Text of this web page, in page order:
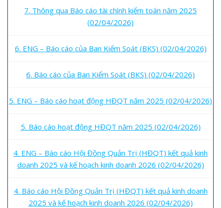
7. Thông qua Báo cáo tài chính kiểm toán năm 2025
(02/04/2026)
6. ENG – Báo cáo của Ban Kiểm Soát (BKS) (02/04/2026)
6. Báo cáo của Ban Kiểm Soát (BKS) (02/04/2026)
5. ENG – Báo cáo hoạt động HĐQT năm 2025 (02/04/2026)
5. Báo cáo hoạt động HĐQT năm 2025 (02/04/2026)
4. ENG – Báo cáo Hội Đồng Quản Trị (HĐQT) kết quả kinh
doanh 2025 và kế hoạch kinh doanh 2026 (02/04/2026)
4. Báo cáo Hội Đồng Quản Trị (HĐQT) kết quả kinh doanh
2025 và kế hoạch kinh doanh 2026 (02/04/2026)